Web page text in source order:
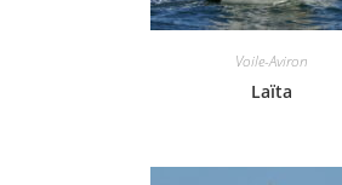
Voile-Aviron
Laïta